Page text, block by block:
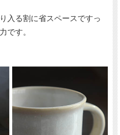
入る割に省スペースですっ
です。